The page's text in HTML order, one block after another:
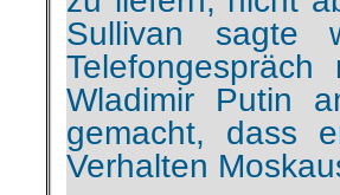
Sullivan sagte
Wladimir Putin
gemacht, dass
Verhalten